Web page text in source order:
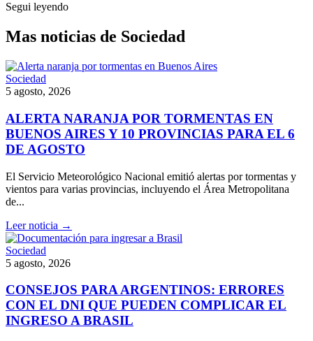
Segui leyendo
Mas noticias de Sociedad
Sociedad
5 agosto, 2026
ALERTA NARANJA POR TORMENTAS EN
BUENOS AIRES Y 10 PROVINCIAS PARA EL 6
DE AGOSTO
El Servicio Meteorológico Nacional emitió alertas por tormentas y
vientos para varias provincias, incluyendo el Área Metropolitana
de...
Leer noticia →
Sociedad
5 agosto, 2026
CONSEJOS PARA ARGENTINOS: ERRORES
CON EL DNI QUE PUEDEN COMPLICAR EL
INGRESO A BRASIL